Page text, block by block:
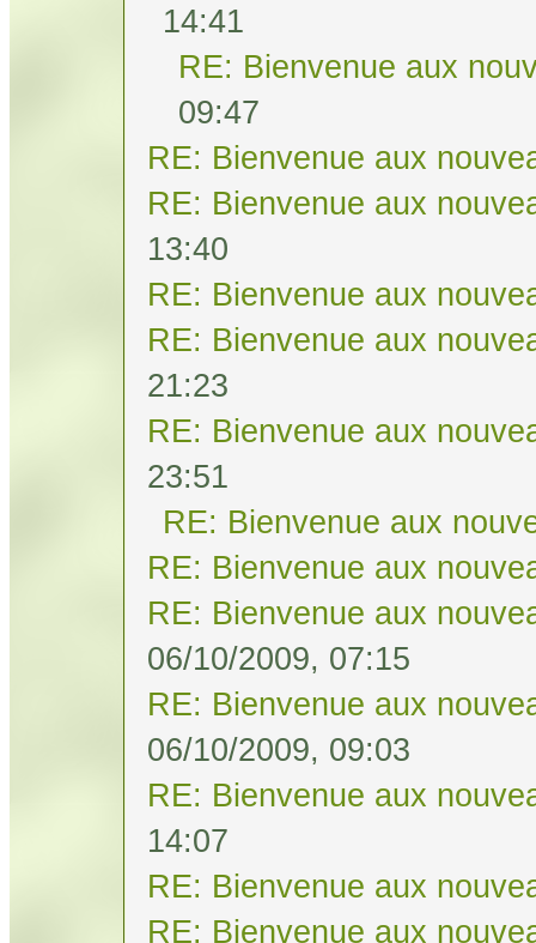
14:41
RE: Bienvenue aux
09:47
RE: Bienvenue aux
RE: Bienvenue aux
13:40
RE: Bienvenue aux
RE: Bienvenue aux
21:23
RE: Bienvenue aux
23:51
RE: Bienvenue aux
RE: Bienvenue aux
RE: Bienvenue aux
06/10/2009, 07:15
RE: Bienvenue aux
06/10/2009, 09:03
RE: Bienvenue aux
14:07
RE: Bienvenue aux
RE: Bienvenue aux